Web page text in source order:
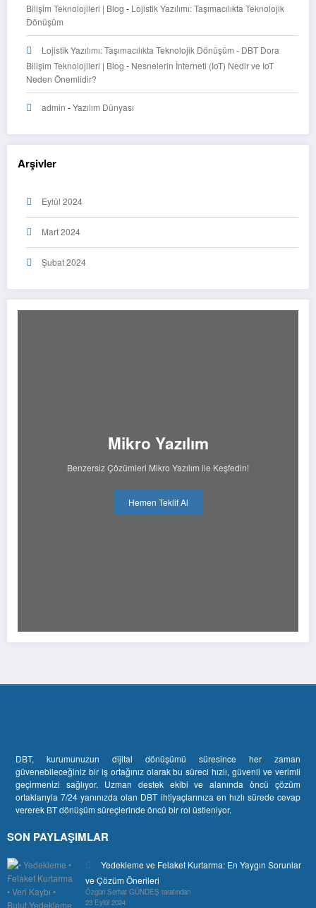
Bilişim Teknolojileri | Blog - Lojistik Yazılımı: Taşımacılıkta Teknolojik
Dönüşüm
Lojistik Yazılımı: Taşımacılıkta Teknolojik Dönüşüm - DBT Dora
Bilişim Teknolojileri | Blog - Nesnelerin İnterneti (IoT) Nedir ve IoT
Neden Önemlidir?
admin -Yazılım Dünyası
Arşivler
Eylül 2024
Mart 2024
Şubat 2024
Mikro Yazılım
Benzersiz Çözümleri Mikro Yazılım ile Keşfedin!
Hemen Teklif Al
DBT, kurumunuzun dijital dönüşümü süresince her zaman
güvenebileceğiniz bir iş ortağınız olarak bu süreci hızlı, güvenli ve verimli
geçirmenizi sağlıyor. Uzman destek ekibi ve alanında öncü çözüm
ortaklarıyla 7/24 yanınızda olan DBT ihtiyaçlarınıza en hızlı sürede cevap
vererek BT dönüşüm süreçlerinde öncü bir rol üstleniyor.
SON PAYLAŞIMLAR
Yedekleme ve Felaket Kurtarma: En Yaygın Sorunlar
ve Çözüm Önerileri
Özgün Serhat GÜNDEŞ tarafından
23 Eylül 2024